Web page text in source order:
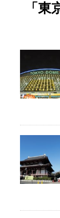
「東